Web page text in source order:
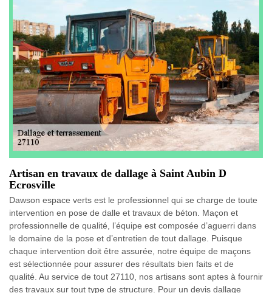
Artisan en travaux de dallage à Saint Aubin D
Ecrosville
Dawson espace verts est le professionnel qui se charge de toute
intervention en pose de dalle et travaux de béton. Maçon et
professionnelle de qualité, l’équipe est composée d’aguerri dans
le domaine de la pose et d’entretien de tout dallage. Puisque
chaque intervention doit être assurée, notre équipe de maçons
est sélectionnée pour assurer des résultats bien faits et de
qualité. Au service de tout 27110, nos artisans sont aptes à fournir
des travaux sur tout type de structure. Pour un devis dallage